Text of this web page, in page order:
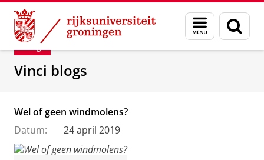
Skip
Content
Skip
Navigation
Menu
en
zoeken
Department of Innovation Management &
Blog
Vinci blogs
Wel of geen windmolens?
Datum:
24 april 2019